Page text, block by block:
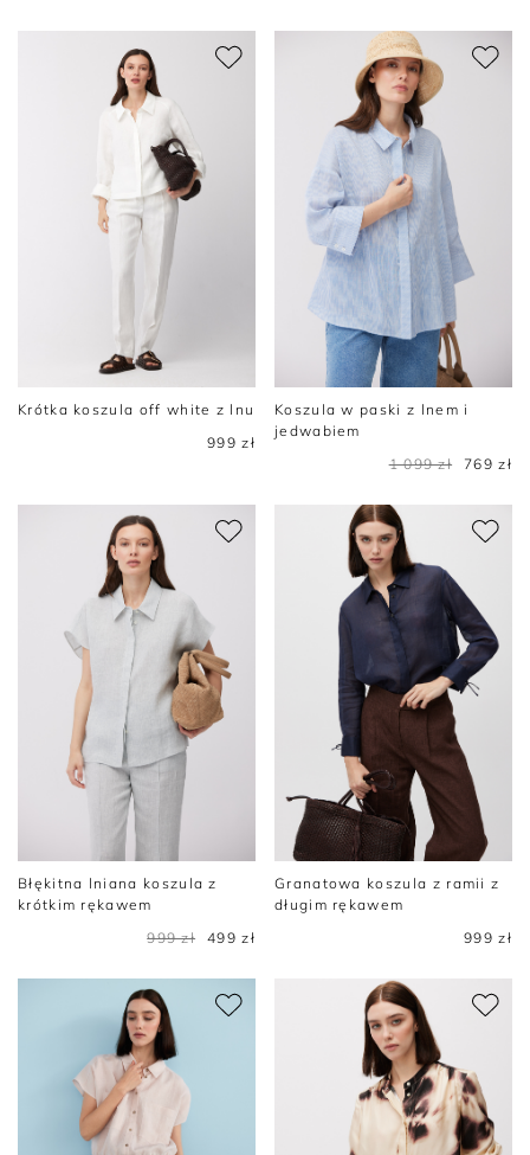
Krótka koszula off white z lnu
999 zł
Koszula w paski z lnem i
jedwabiem
1 099 zł
769 zł
Błękitna lniana koszula z
krótkim rękawem
999 zł
499 zł
Granatowa koszula z ramii z
długim rękawem
999 zł